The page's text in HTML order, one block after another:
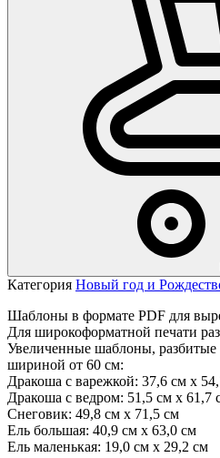
Категория Новый год и
Шаблоны в формате PDF для
Для широкоформатной печати
Увеличенные шаблоны,
шириной от 60 см:
Дракоша с варежкой: 37,6 см х
Дракоша с ведром: 51,5 см х 61,7
Снеговик: 49,8 см х 71,5 см
Ель большая: 40,9 см х 63,0 см
Ель маленькая: 19,0 см х 29,2 см